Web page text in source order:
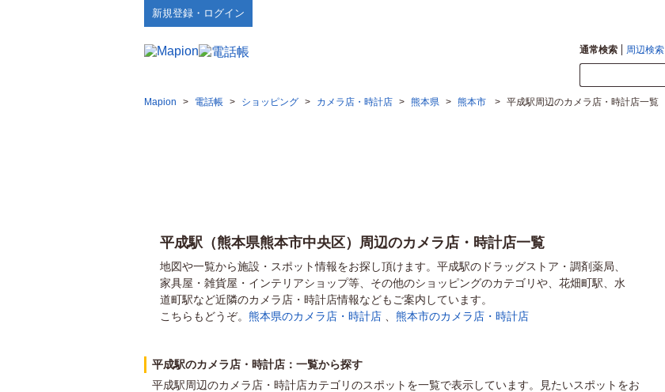
新規登録・ログイン
通常検索 周辺検索
Mapion > 電話帳 > ショッピング > カメラ店・時計店 > 熊本県 > 熊本市 > 平成駅周辺のカメラ店・時計店一覧
平成駅（熊本県熊本市中央区）周辺のカメラ店・時計店一覧
地図や一覧から施設・スポット情報をお探し頂けます。平成駅のドラッグストア・調剤薬局、
家具屋・雑貨屋・インテリアショップ等、その他のショッピングのカテゴリや、花畑町駅、水
道町駅など近隣のカメラ店・時計店情報などもご案内しています。
こちらもどうぞ。 熊本県のカメラ店・時計店 熊本市のカメラ店・時計店
平成駅のカメラ店・時計店：一覧から探す
平成駅周辺のカメラ店・時計店カテゴリのスポットを一覧で表示しています。見たいスポットをお